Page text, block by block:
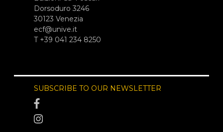
Dorsoduro 3246
30123 Venezia
ecf@unive.it
T +39 041 234 8250
SUBSCRIBE TO OUR NEWSLETTER